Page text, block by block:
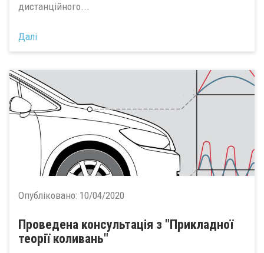
дистанційного...
Далі
Опубліковано: 10/04/2020
Проведена консультація з "Прикладної
теорії коливань"